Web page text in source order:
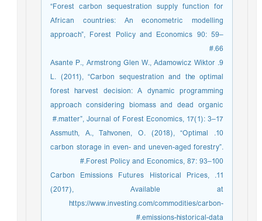
“Forest carbon sequestration supply function for
African countries: An econometric modelling
approach”, Forest Policy and Economics 90: 59–
66.#
9. Asante P., Armstrong Glen W., Adamowicz Wiktor
L. (2011), “Carbon sequestration and the optimal
forest harvest decision: A dynamic programming
approach considering biomass and dead organic
matter”, Journal of Forest Economics, 17(1): 3–17.#
10. Assmuth, A., Tahvonen, O. (2018), “Optimal
carbon storage in even- and uneven-aged forestry”.
Forest Policy and Economics, 87: 93–100.#
11. Carbon Emissions Futures Historical Prices,
(2017), Available at
https://www.investing.com/commodities/carbon-
emissions-historical-data.#